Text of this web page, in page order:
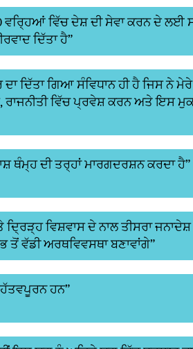
ਵਰ੍ਹਿਆਂ ਵਿੱਚ ਦੇਸ਼ ਦੀ ਸੇਵਾ ਕਰਨ ਦੇ ਲਈ
ਦਿੱਤਾ ਹੈ”
ਦਿੱਤਾ ਗਿਆ ਸੰਵਿਧਾਨ ਹੀ ਹੈ ਜਿਸ ਨੇ
ਰਾਜਨੀਤੀ ਵਿੱਚ ਪ੍ਰਵੇਸ਼ ਕਰਨ ਅਤੇ ਇਸ
ਥੰਮ੍ਹ ਦੀ ਤਰ੍ਹਾਂ ਮਾਰਗਦਰਸ਼ਨ ਕਰਦਾ ਹੈ”
ਵਿਸ਼ਵਾਸ ਦੇ ਨਾਲ ਤੀਸਰਾ ਜਨਾਦੇਸ਼
ਤੋਂ ਵੱਡੀ ਅਰਥਵਿਵਸਥਾ ਬਣਾਵਾਂਗੇ”
ਹਨ”